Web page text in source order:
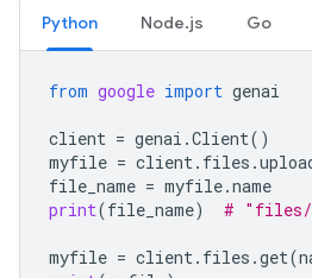
Python Node.js Go
from google import genai
client = genai .Client()
myfile = client. files .
file_name = myfile.name
print(file_name) #
myfile = client. files .get(